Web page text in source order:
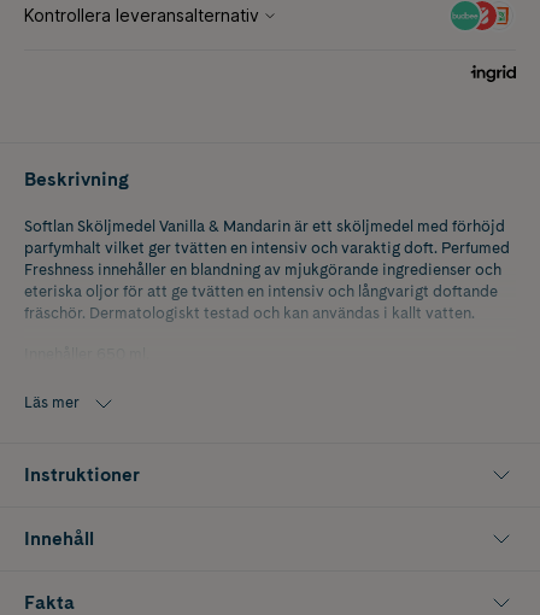
Beskrivning
Softlan Sköljmedel Vanilla & Mandarin är ett sköljmedel med förhöjd
parfymhalt vilket ger tvätten en intensiv och varaktig doft. Perfumed
Freshness innehåller en blandning av mjukgörande ingredienser och
eteriska oljor för att ge tvätten en intensiv och långvarigt doftande
fräschör. Dermatologiskt testad och kan användas i kallt vatten.
Läs mer
Instruktioner
Innehåll
Fakta